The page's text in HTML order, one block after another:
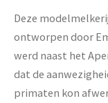
Deze
ontworpen door
werd naast het
dat de
primaten kon